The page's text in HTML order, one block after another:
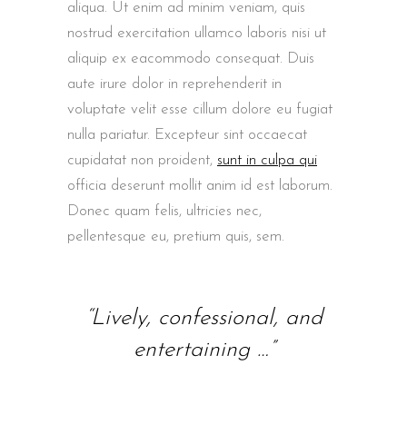
aliqua. Ut enim ad minim veniam, quis
nostrud exercitation ullamco laboris nisi ut
aliquip ex eacommodo consequat. Duis
aute irure dolor in reprehenderit in
voluptate velit esse cillum dolore eu fugiat
nulla pariatur. Excepteur sint occaecat
cupidatat non proident, sunt in culpa qui
officia deserunt mollit anim id est laborum.
Donec quam felis, ultricies nec,
pellentesque eu, pretium quis, sem.
“Lively, confessional, and
entertaining …”